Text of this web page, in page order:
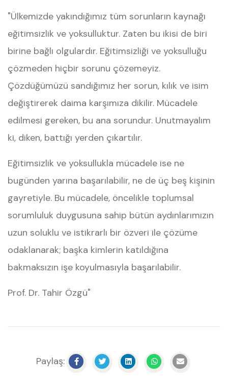
"Ülkemizde yakındığımız tüm sorunların kaynağı
eğitimsizlik ve yoksulluktur. Zaten bu ikisi de biri
birine bağlı olgulardır. Eğitimsizliği ve yoksulluğu
çözmeden hiçbir sorunu çözemeyiz.
Çözdüğümüzü sandığımız her sorun, kılık ve isim
değiştirerek daima karşımıza dikilir. Mücadele
edilmesi gereken, bu ana sorundur. Unutmayalım
ki, diken, battığı yerden çıkartılır.
Eğitimsizlik ve yoksullukla mücadele ise ne
bugünden yarına başarılabilir, ne de üç beş kişinin
gayretiyle. Bu mücadele, öncelikle toplumsal
sorumluluk duygusuna sahip bütün aydınlarımızın
uzun soluklu ve istikrarlı bir özveri ile çözüme
odaklanarak; başka kimlerin katıldığına
bakmaksızın işe koyulmasıyla başarılabilir.
Prof. Dr. Tahir Özgü"
Paylaş: